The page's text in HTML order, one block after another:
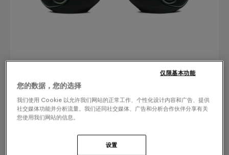
飾面：選擇您的顏色
您的数据，您的选择
我们使用 Cookie 以允许我们网站的正常工作、个性化设计内容和广告、提供
社交媒体功能并分析流量。我们还同社交媒体、广告和分析合作伙伴分享有关
您使用我们网站的信息。
设置
仅限基本功能